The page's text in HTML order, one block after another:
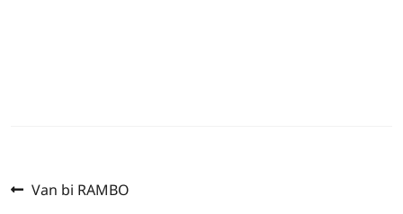
PostPrevious
Van bi RAMBO